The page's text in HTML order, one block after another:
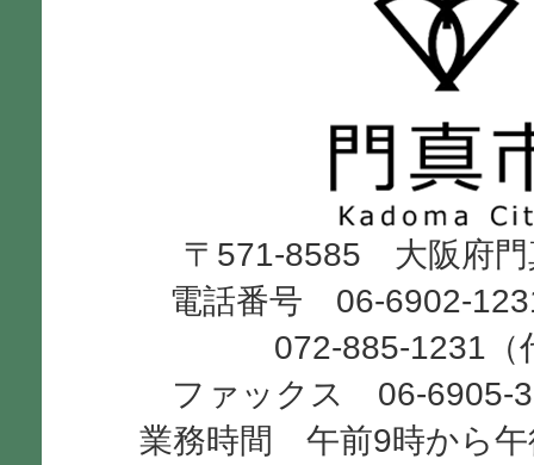
市
Kadoma
City
〒571-8585 大阪府門
電話番号 06-6902-
072-885-1231（
ファックス 06-6905-
業務時間 午前9時から午